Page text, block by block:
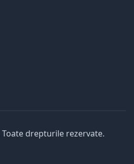
Toate drepturile rezervate.